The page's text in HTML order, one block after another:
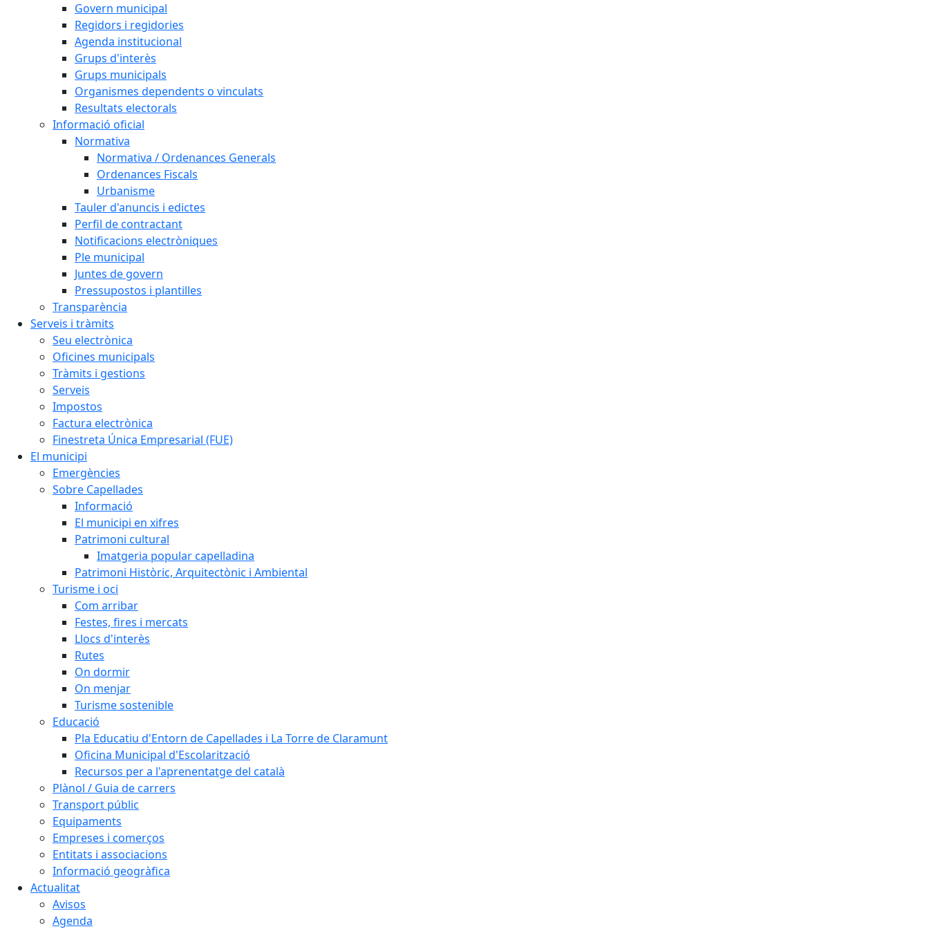
Govern municipal
Regidors i regidories
Agenda institucional
Grups d'interès
Grups municipals
Organismes dependents o vinculats
Resultats electorals
Informació oficial
Normativa
Normativa / Ordenances Generals
Ordenances Fiscals
Urbanisme
Tauler d'anuncis i edictes
Perfil de contractant
Notificacions electròniques
Ple municipal
Juntes de govern
Pressupostos i plantilles
Transparència
Serveis i tràmits
Seu electrònica
Oficines municipals
Tràmits i gestions
Serveis
Impostos
Factura electrònica
Finestreta Única Empresarial (FUE)
El municipi
Emergències
Sobre Capellades
Informació
El municipi en xifres
Patrimoni cultural
Imatgeria popular capelladina
Patrimoni Històric, Arquitectònic i Ambiental
Turisme i oci
Com arribar
Festes, fires i mercats
Llocs d'interès
Rutes
On dormir
On menjar
Turisme sostenible
Educació
Pla Educatiu d'Entorn de Capellades i La Torre de Claramunt
Oficina Municipal d'Escolarització
Recursos per a l'aprenentatge del català
Plànol / Guia de carrers
Transport públic
Equipaments
Empreses i comerços
Entitats i associacions
Informació geogràfica
Actualitat
Avisos
Agenda